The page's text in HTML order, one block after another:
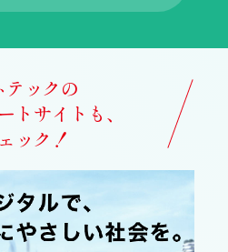
テックの
トサイトも、
ック！